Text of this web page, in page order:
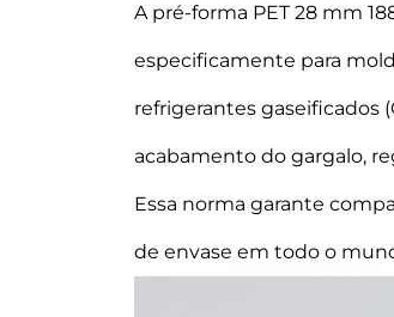
A pré-forma PET 28 mm
especificamente para
refrigerantes gaseificados
acabamento do gargalo,
Essa norma garante
de envase em todo o